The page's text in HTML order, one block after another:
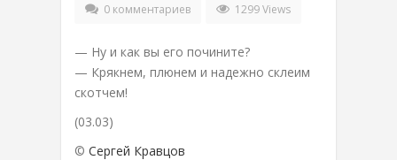
0 комментариев 1299 Views
— Ну и как вы его почините?
— Крякнем, плюнем и надежно склеим
скотчем!
(03.03)
© Сергей Кравцов